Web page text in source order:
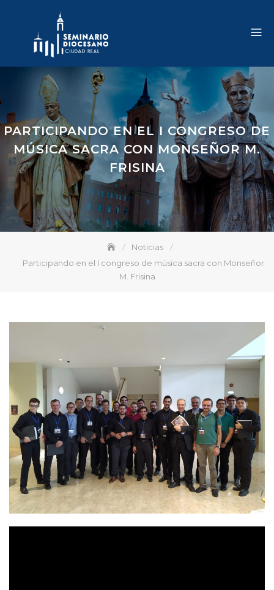
PARTICIPANDO EN EL I CONGRESO DE
MÚSICA SACRA CON MONSEÑOR M.
FRISINA
Noticias
Participando en el I congreso de música sacra con Monseñor
M. Frisina